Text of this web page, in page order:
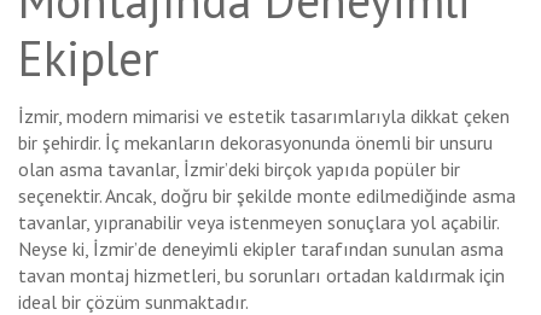
Ekipler
İzmir, modern mimarisi ve estetik tasarımlarıyla dikkat çeken
bir şehirdir. İç mekanların dekorasyonunda önemli bir unsuru
olan asma tavanlar, İzmir’deki birçok yapıda popüler bir
seçenektir. Ancak, doğru bir şekilde monte edilmediğinde asma
tavanlar, yıpranabilir veya istenmeyen sonuçlara yol açabilir.
Neyse ki, İzmir’de deneyimli ekipler tarafından sunulan asma
tavan montaj hizmetleri, bu sorunları ortadan kaldırmak için
ideal bir çözüm sunmaktadır.